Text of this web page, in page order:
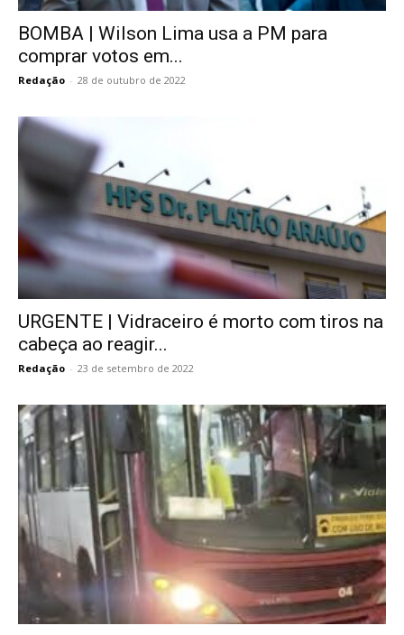
BOMBA | Wilson Lima usa a PM para
comprar votos em...
Redação - 28 de outubro de 2022
URGENTE | Vidraceiro é morto com tiros na
cabeça ao reagir...
Redação - 23 de setembro de 2022